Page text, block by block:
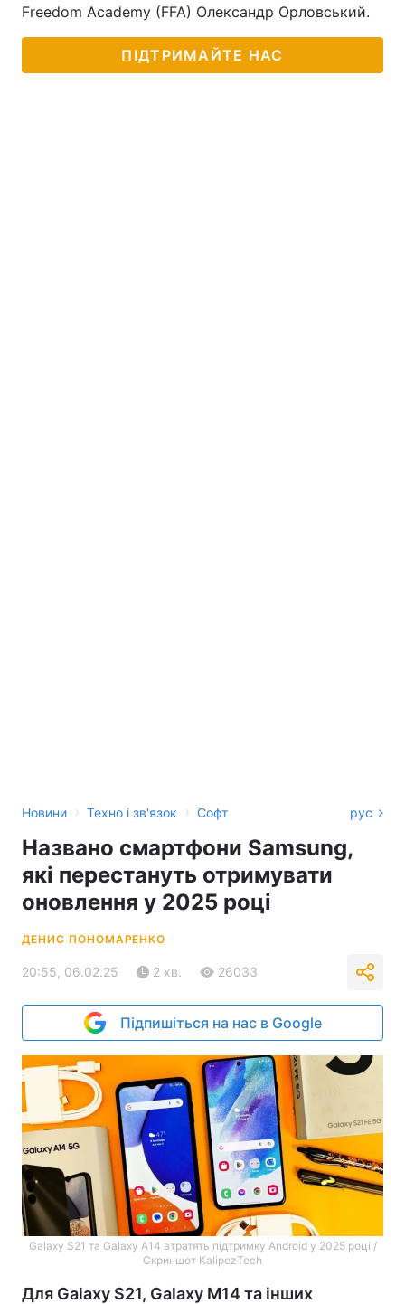
Freedom Academy (FFA) Олександр Орловський.
ПІДТРИМАЙТЕ НАС
Новини › Техно і зв'язок › Софт рус
Названо смартфони Samsung,
які перестануть отримувати
оновлення у 2025 році
ДЕНИС ПОНОМАРЕНКО
20:55, 06.02.25 2 хв. 26033
Підпишіться на нас в Google
Galaxy S21 та Galaxy A14 втратять підтримку Android у 2025 році /
Скриншот KalipezTech
Для Galaxy S21, Galaxy M14 та інших